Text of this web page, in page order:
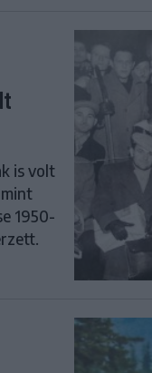
is volt
1950-